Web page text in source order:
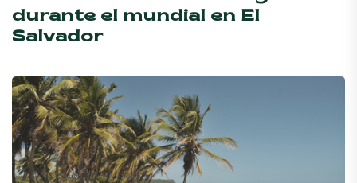
durante el mundial en El
Salvador